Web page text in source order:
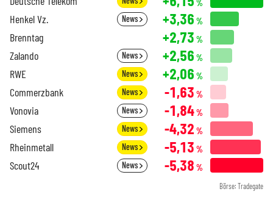
%
Henkel Vz. News +3,36 %
Brenntag +2,73 %
Zalando News +2,56 %
RWE News +2,06 %
Commerzbank News -1,63 %
Vonovia News -1,84%
Siemens News -4,32 %
Rheinmetall News -5,13 %
Scout24 News -5,38 %
Börse: Tradegate